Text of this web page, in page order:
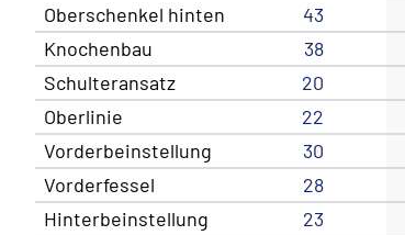
Oberschenkel hinten
43
Knochenbau
38
Schulteransatz
20
Oberlinie
22
Vorderbeinstellung
30
Vorderfessel
28
Hinterbeinstellung
23